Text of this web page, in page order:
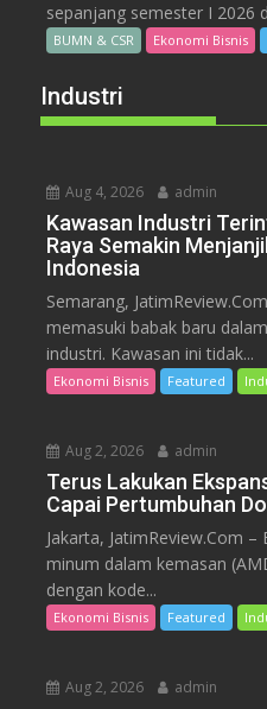
sepanjang semester I 2026
BUMN & CSR Ekonomi Bisnis
Industri
Aug 4, 2026 admin
Kawasan Industri
Raya Semakin
Indonesia
Semarang,
memasuki babak baru
industri. Kawasan ini tidak...
Ekonomi Bisnis Featured
Aug 2, 2026 admin
Terus Lakukan
Capai Pertumbuhan
Jakarta, JatimReview.Com
minum dalam kemasan
dengan kode...
Ekonomi Bisnis Featured
Aug 2, 2026 admin